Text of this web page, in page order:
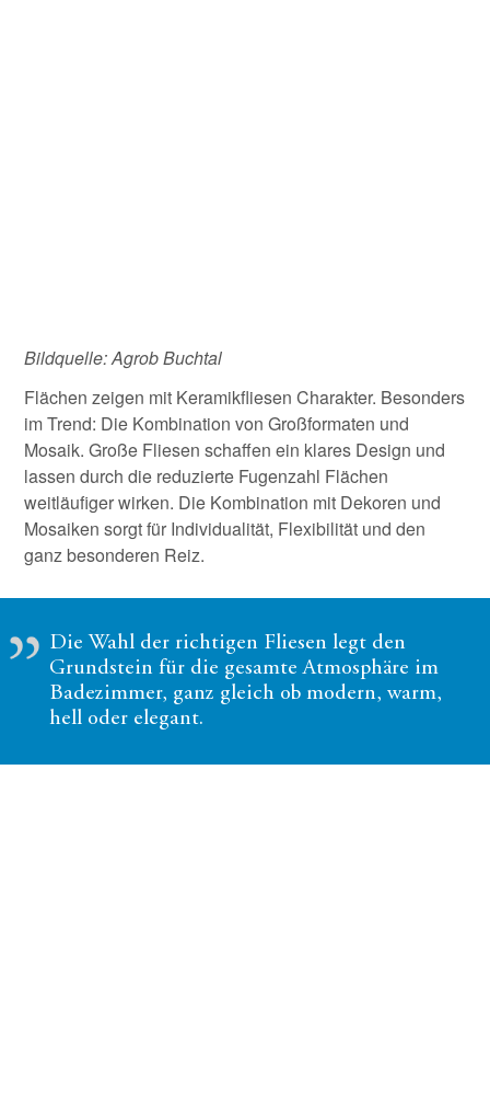
Bildquelle: Agrob Buchtal
Flächen zeigen mit Keramikfliesen Charakter. Besonders
im Trend: Die Kombination von Großformaten und
Mosaik. Große Fliesen schaffen ein klares Design und
lassen durch die reduzierte Fugenzahl Flächen
weitläufiger wirken. Die Kombination mit Dekoren und
Mosaiken sorgt für Individualität, Flexibilität und den
ganz besonderen Reiz.
Die Wahl der richtigen Fliesen legt den
Grundstein für die gesamte Atmosphäre im
Badezimmer, ganz gleich ob modern, warm,
hell oder elegant.